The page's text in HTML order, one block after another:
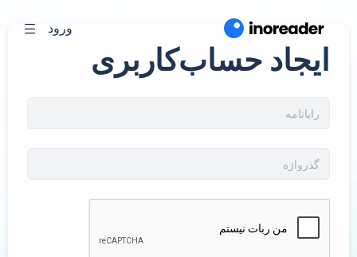
ورود
ایجاد حساب‌کاربری